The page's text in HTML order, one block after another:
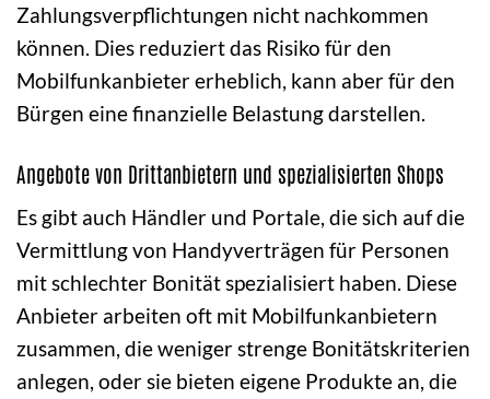
Zahlungsverpflichtungen nicht nachkommen
können. Dies reduziert das Risiko für den
Mobilfunkanbieter erheblich, kann aber für den
Bürgen eine finanzielle Belastung darstellen.
Angebote von Drittanbietern und spezialisierten Shops
Es gibt auch Händler und Portale, die sich auf die
Vermittlung von Handyverträgen für Personen
mit schlechter Bonität spezialisiert haben. Diese
Anbieter arbeiten oft mit Mobilfunkanbietern
zusammen, die weniger strenge Bonitätskriterien
anlegen, oder sie bieten eigene Produkte an, die